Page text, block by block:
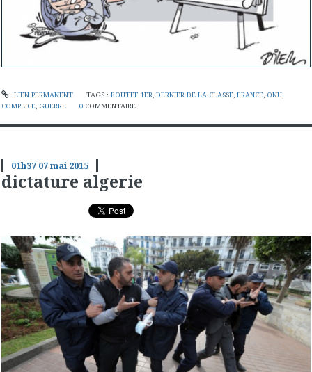
LIEN PERMANENT TAGS : BOUTEF 1ER, DERNIER DE LA CLASSE, FRANCE, ONU,
COMPLICE, GUERRE 0 COMMENTAIRE
01h37 07mai 2015
dictature algerie